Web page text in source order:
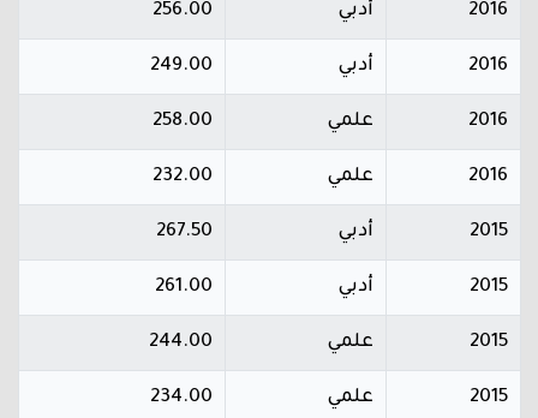
2016 أدبي 256.00
2016 أدبي 249.00
2016 علمي 258.00
2016 علمي 232.00
2015 أدبي 267.50
2015 أدبي 261.00
2015 علمي 244.00
2015 علمي 234.00